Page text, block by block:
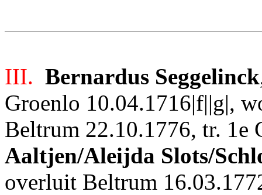
III. Bernardus Seggelinck
Groenlo 10.04.1716|f||g|,
Beltrum 22.10.1776, tr. 1e
Aaltjen/Aleijda Slots/
overluit Beltrum